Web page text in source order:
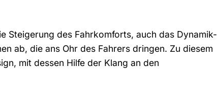
Steigerung des Fahrkomforts, auch das Dynamik-
ab, die ans Ohr des Fahrers dringen. Zu diesem
mit dessen Hilfe der Klang an den